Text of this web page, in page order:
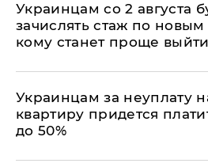
Украинцам со 2 августа
зачислять стаж по
кому станет проще
Украинцам за неуплату
квартиру придется
до 50%